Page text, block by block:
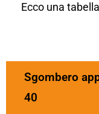
Ecco una
Sgombero
40